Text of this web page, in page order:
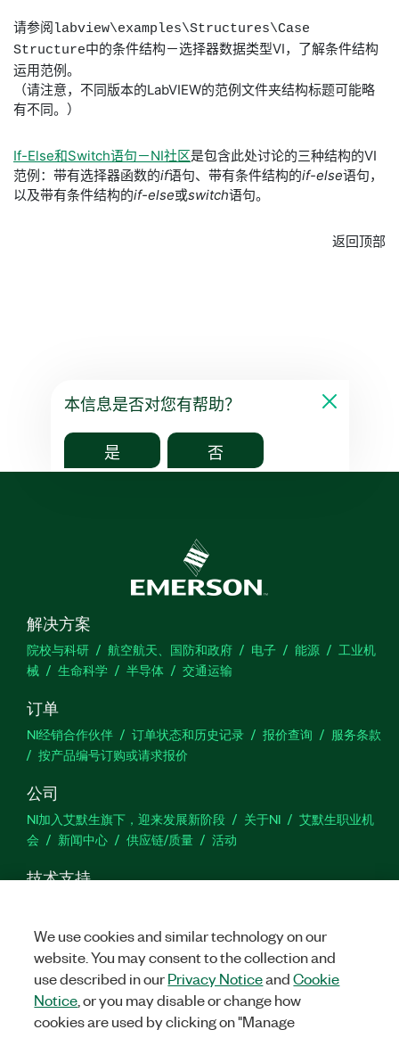
请参阅labview\examples\Structures\Case
Structure中的条件结构－选择器数据类型VI，了解条件结构
运用范例。
（请注意，不同版本的LabVIEW的范例文件夹结构标题可能略
有不同。）
If-Else和Switch语句－NI社区是包含此处讨论的三种结构的VI
范例：带有选择器函数的if语句、带有条件结构的if-else语句，
以及带有条件结构的if-else或switch语句。
返回顶部
本信息是否对您有帮助？
是 否
解决方案
院校与科研 航空航天、国防和政府 电子 能源
工业机
械
生命科学 半导体 交通运输
订单
NI经销合作伙伴 订单状态和历史记录 报价查询
服务条款
按产品编号订购或请求报价
公司
NI加入艾默生旗下，迎来发展新阶段 关于NI
艾默生职业机
会
新闻中心 供应链/质量 活动
技术支持
©2026NATIONAL INSTRUMENTS CORP. 恩艾 (中国) 仪器有限公司
We use cookies and similar technology on our
website. You may consent to the collection and
use described in ourPrivacy NoticeandCookie
Notice , or you may disable or change how
cookies are used by clicking on "Manage